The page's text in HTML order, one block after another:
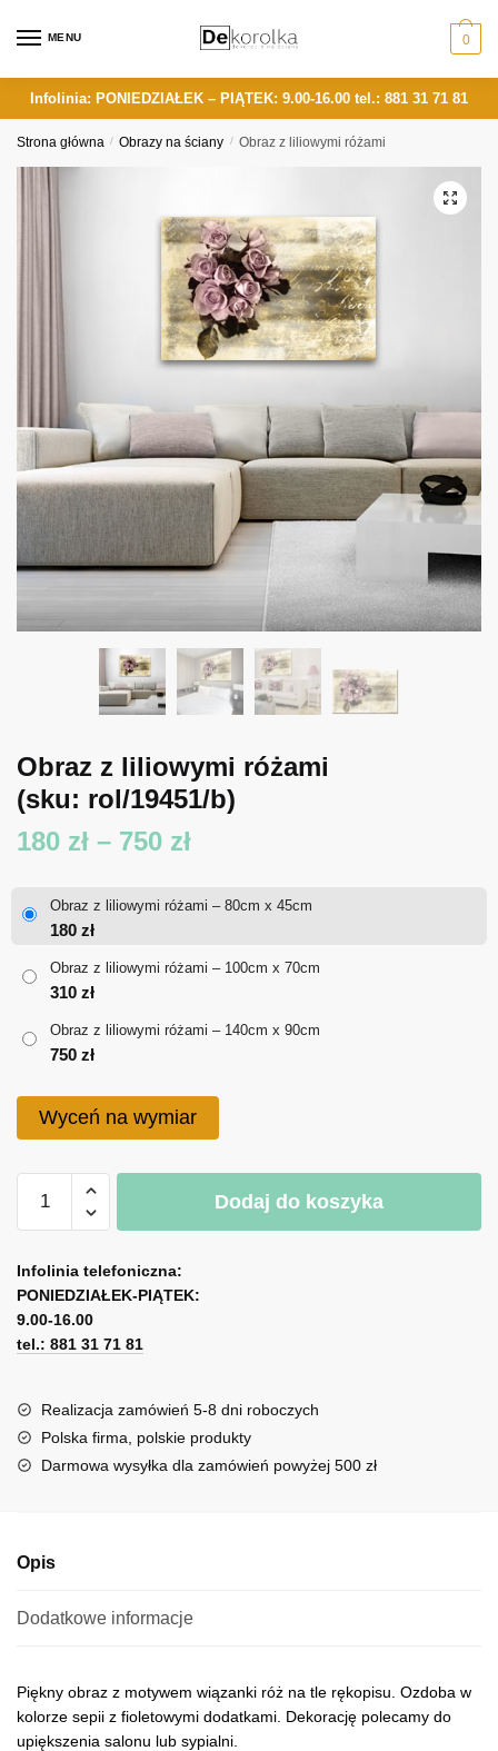
MENU 0
Infolinia: PONIEDZIAŁEK – PIĄTEK: 9.00-16.00 tel.: 881 31 71 81
Strona główna / Obrazy na ściany / Obraz z liliowymi różami
Obraz z liliowymi różami
(sku: rol/19451/b)
180 zł – 750 złZakres
180 zł
Obraz z liliowymi różami – 80cm x 45cm
180 zł
Obraz z liliowymi różami – 100cm x 70cm
310 zł
Obraz z liliowymi różami – 140cm x 90cm
750 zł
Wyceń na wymiar
Obraz
liliowymi
różami
Dodaj do koszyka
l
t
e
r
a
t
i
Infolinia telefoniczna:
PONIEDZIAŁEK-PIĄTEK:
9.00-16.00
tel.: 881 31 71 81
Realizacja zamówień 5-8 dni roboczych
Polska firma, polskie produkty
Darmowa wysyłka dla zamówień powyżej 500 zł
Opis
Dodatkowe informacje
Piękny obraz z motywem wiązanki róż na tle rękopisu. Ozdoba w
kolorze sepii z fioletowymi dodatkami. Dekorację polecamy do
upiększenia salonu lub sypialni.